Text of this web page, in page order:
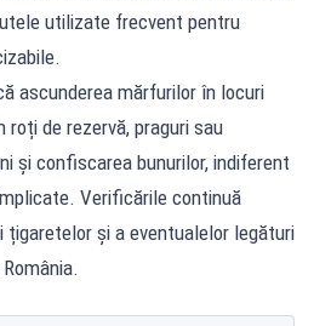
utilizate frecvent pentru
ascunderea mărfurilor în locuri
roți de rezervă, praguri sau
și confiscarea bunurilor, indiferent
Verificările continuă
și a eventualelor legături